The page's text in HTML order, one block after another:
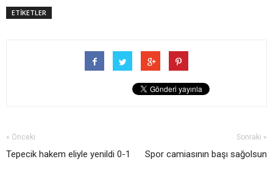
ETİKETLER
« Önceki
Tepecik hakem eliyle yenildi 0-1
Sonraki »
Spor camiasının başı sağolsun